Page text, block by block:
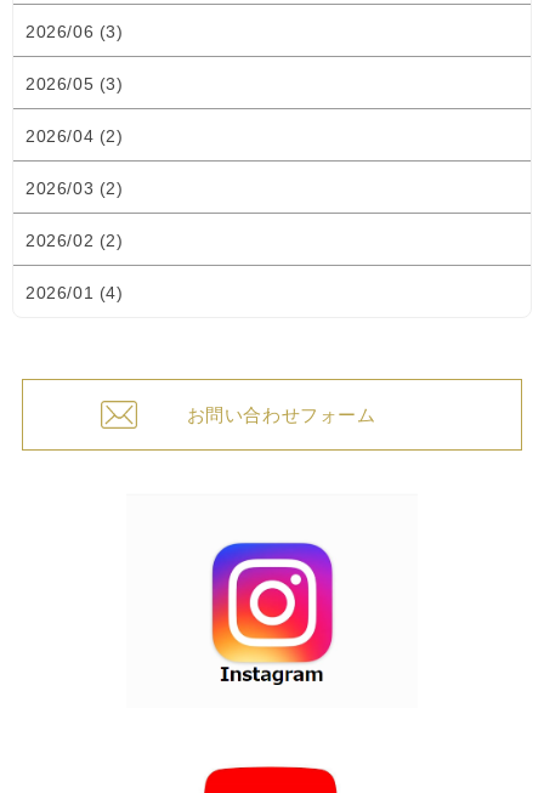
2026/06 (3)
2026/05 (3)
2026/04 (2)
2026/03 (2)
2026/02 (2)
2026/01 (4)
お問い合わせフォーム